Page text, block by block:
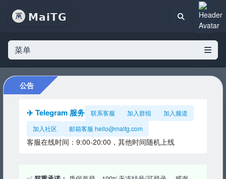
𝗠𝗮𝗶𝗧𝗚
菜单
公告
✈️ Telegram 服务 联系客服 加入群组
加入频道
加入社区
邮箱客服 hello@maitg.com
客服在线时间：9:00-20:00，其他时间随机上线